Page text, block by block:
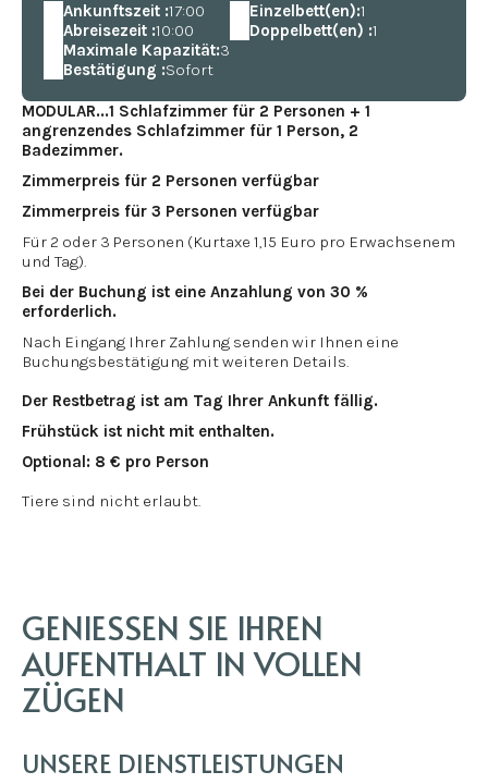
Ankunftszeit :17:00
Abreisezeit :10:00
Maximale Kapazität:3
Bestätigung :Sofort
Einzelbett(en):1
Doppelbett(en) :1
MODULAR...1 Schlafzimmer für 2 Personen + 1
angrenzendes Schlafzimmer für 1 Person, 2
Badezimmer.
Zimmerpreis für 2 Personen verfügbar
Zimmerpreis für 3 Personen verfügbar
Für 2 oder 3 Personen (Kurtaxe 1,15 Euro pro Erwachsenem
und Tag).
Bei der Buchung ist eine Anzahlung von 30 %
erforderlich.
Nach Eingang Ihrer Zahlung senden wir Ihnen eine
Buchungsbestätigung mit weiteren Details.
Der Restbetrag ist am Tag Ihrer Ankunft fällig.
Frühstück ist nicht mit enthalten.
Optional: 8 € pro Person
Tiere sind nicht erlaubt.
GENIESSEN SIE IHREN A
UFENTHALT IN VOLLEN Z
ÜGEN
UNSERE DIENSTLEISTUNGEN